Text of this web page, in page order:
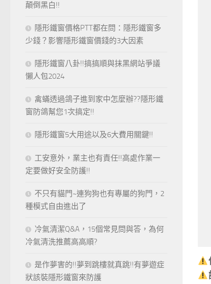
顛倒黑白!!
隱形鐵窗價格PTT都在問：隱形鐵窗多
少錢？影響隱形鐵窗價錢的3大因素
隱形鐵窗八卦!!搞搞順與抹黑網站爭議
懶人包2024
禽蟎透過鴿子進到家中怎麼辦??隱形鐵
窗防鴿幫您1次搞定!!
隱形鐵窗5大用途以及6大費用關鍵!!
工安意外，業主也有責任!!高處作業一
定要做好安全防護!!
不只有貓門~連狗狗也有專屬的狗門，2
種模式自由進出了
冷氣清潔Q&A，15個常見問與答，為何
冷氣清洗推薦高高順?
是作夢害的!!夢到跳樓就真跳!!有夢遊症
狀該裝隱形鐵窗來防護